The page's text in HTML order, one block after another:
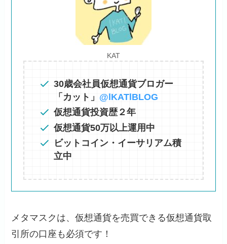
KAT
30歳会社員仮想通貨ブロガー
「カット」 @lKATlBLOG
仮想通貨投資歴２年
仮想通貨50万以上運用中
ビットコイン・イーサリアム積
立中
メタマスクは、仮想通貨を売買できる仮想通貨取
引所の口座も必須です！